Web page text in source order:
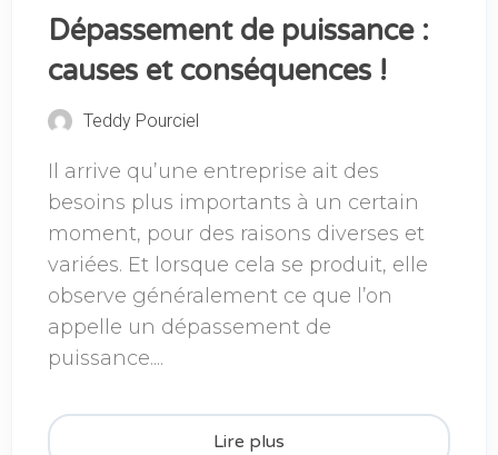
Dépassement de puissance :
causes et conséquences !
Teddy Pourciel
Il arrive qu’une entreprise ait des
besoins plus importants à un certain
moment, pour des raisons diverses et
variées. Et lorsque cela se produit, elle
observe généralement ce que l’on
appelle un dépassement de
puissance....
Lire plus